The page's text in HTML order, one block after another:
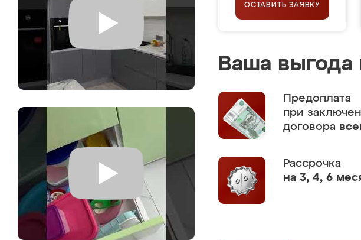
ОСТАВИТЬ ЗАЯВКУ
Ваша выгода
Предоплата
при
договора
Рассрочка
на 3, 4, 6